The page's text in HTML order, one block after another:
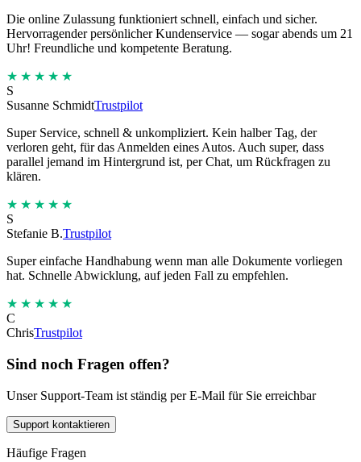
Die online Zulassung funktioniert schnell, einfach und sicher.
Hervorragender persönlicher Kundenservice — sogar abends um 21
Uhr! Freundliche und kompetente Beratung.
★★★★★
S
Susanne SchmidtTrustpilot
Super Service, schnell & unkompliziert. Kein halber Tag, der
verloren geht, für das Anmelden eines Autos. Auch super, dass
parallel jemand im Hintergrund ist, per Chat, um Rückfragen zu
klären.
★★★★★
S
Stefanie B.Trustpilot
Super einfache Handhabung wenn man alle Dokumente vorliegen
hat. Schnelle Abwicklung, auf jeden Fall zu empfehlen.
★★★★★
C
ChrisTrustpilot
Sind noch Fragen offen?
Unser Support-Team ist ständig per E-Mail für Sie erreichbar
Support kontaktieren
Häufige Fragen